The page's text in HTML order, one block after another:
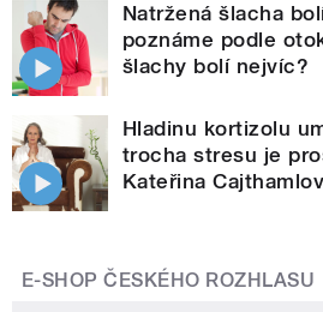
Natržená šlacha
poznáme podle
šlachy bolí nejvíc?
Hladinu kortizolu
trocha stresu je
Kateřina
E-SHOP ČESKÉHO ROZHLASU